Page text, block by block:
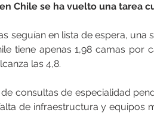
Chile se ha vuelto una tarea
seguían en lista de espera, una
tiene apenas 1,98 camas por
las 4,8.
consultas de especialidad
de infraestructura y equipos